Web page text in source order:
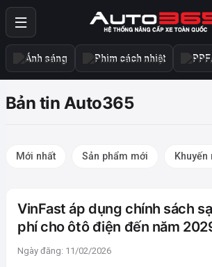
Ánh sáng Phim cách nhiệt
Bản tin Auto365
Mới nhất Sản phẩm mới Khuyến
VinFast áp dụng chính sách
phí cho ôtô điện đến năm
Ngày đăng: 11/02/2026